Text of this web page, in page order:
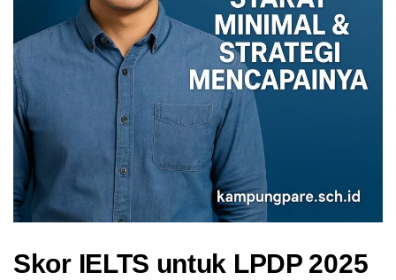
Skor IELTS untuk LPDP 2025